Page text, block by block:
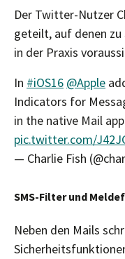
Der Twitter-Nutzer
geteilt, auf denen
in der Praxis
In #iOS16 @Apple
Indicators for
in the native Mail
pic.twitter.com/
— Charlie Fish
SMS-Filter und
Neben den Mails